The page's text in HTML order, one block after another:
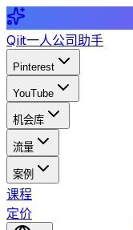
Qiit一人公司助手
Pinterest
YouTube
机会库
流量
案例
课程
定价